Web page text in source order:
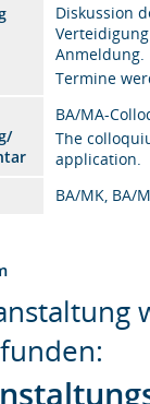
Diskussion
Anmeldung.
Termine
BA/MA-
The
application.
BA/MK, BA/